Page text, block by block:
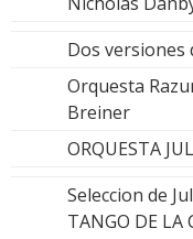
Dos versiones
Orquesta
Breiner
ORQUESTA
Seleccion de
TANGO DE LA